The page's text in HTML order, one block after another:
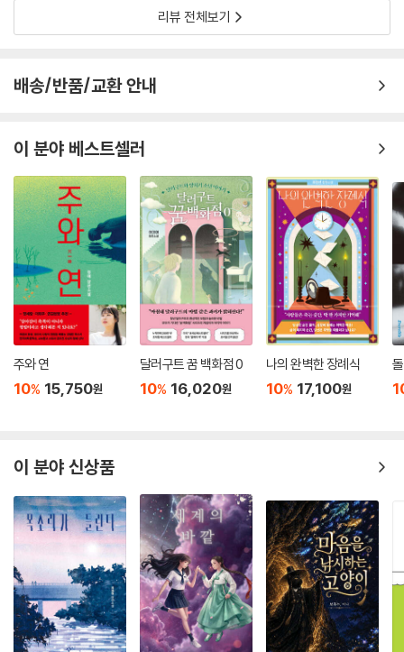
인공수정으로 나를 태어나게 한 후 다섯 살 때까지 키워 준 인큐베이션튜
브다. 왜 이것에 눈물을 찔끔거리는지 몰랐다.
“뇌파추적기를 이길 수 있을까 걱정했는데 결국 저의 마음이 이겼죠. 제가
사금파리에서 찾은 게 뭔 줄 아세요?”
“대개는 시도조차 하지 않지. 일부는 시도하긴 하지만 실패하지. 극소수의
사람들만이 자신을 극복하고 검객의 길로 매진하여 이렇게 나를 찾아온다
네. 드물지만 몇 명 있었지. 하지만 관문을 맡은 세 검객을 이기고 여기까지
온 것은 자네가 처음일세.”
침묵하고 있던 사내가 물었다.
“제가 거절하면 어쩌실 겁니까?”
신검은 미소 지었다. 그리고 대답 대신 질문을 던졌다.
“마음을 베는 칼은 찾았나?”
사내는 고개를 끄덕였다.
“보여 줄 수 있나?”
피루는 나뭇잎 틈새로 하늘을 더듬어 찾으며 빙긋 웃었다.
“돌아가야죠. 폐하께서 우리들의 이야기를 기다리고 계실 테니까요.”
소리오 곁에 털썩 주저앉은 류사가 이마에 흥건한 땀을 닦으며 물었다.
“돌아가면 무슨 얘기를 할 건데? 아무도 믿어 주지 않을걸.”
피루는 소리오와 류사의 머리칼을 한 번씩 쓰다듬고는 익살맞게 웃었다.
“일단 사람 열매가 자라는 나무 얘기는 어떻겠습니까?”
-홍성화 「세상 끝으로」 중에서
리뷰 전체보기
배송/반품/교환 안내
이 분야 베스트셀러
주와 연
10% 15,750원
달러구트 꿈 백화점 0
10% 16,020원
나의 완벽한 장례식
10% 17,100원
이 분야 신상품